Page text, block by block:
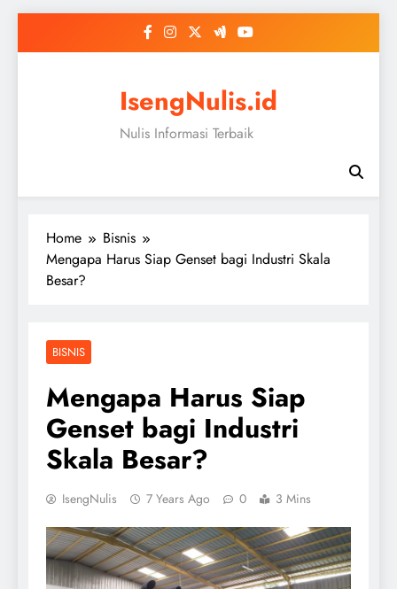
IsengNulis.id
Nulis Informasi Terbaik
Home
Bisnis
Mengapa Harus Siap Genset bagi Industri Skala
Besar?
BISNIS
Mengapa Harus Siap
Genset bagi Industri
Skala Besar?
IsengNulis 7 Years Ago 0 3 Mins